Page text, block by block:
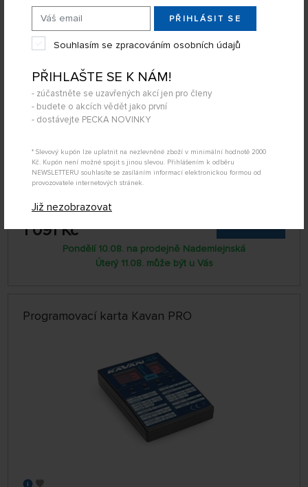
PŘIHLÁSIT SE
Souhlasím se zpracováním osobních údajů
PŘIHLAŠTE SE K NÁM!
- zúčastněte se uzavřených akcí jen pro členy
- budete o akcích vědět jako první
- dostávejte PECKA NOVINKY
* Slevový kupón lze uplatnit na nezlevněné zboží v minimální hodnotě 2000
Kč. Kupón není možné spojit s jinou slevou. Přihlášením k odběru
NEWSLETTERU souhlasíte se zasíláním informací elektronickou formou od
provozovatele internetových stránek.
Již nezobrazovat
ABECEDNĚ
64 NA STRÁNCE
Kavan Brushless Motor PRO 3536-1000
KAV30.2018
1 091 Kč
Pondělí 10.08. na prodejně Nademlejnská
Úterý 11.08. může být u Vás
Programovací karta Kavan PRO